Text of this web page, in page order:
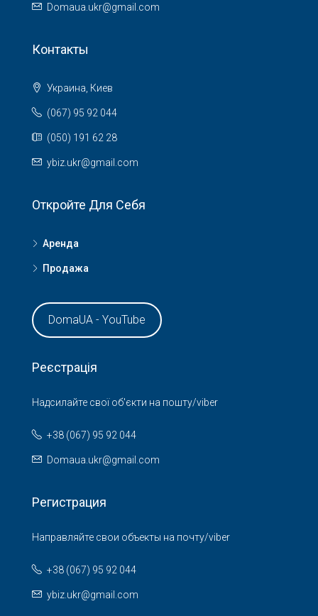
Domaua.ukr@gmail.com
Контакты
Украина, Киев
(067) 95 92 044
(050) 191 62 28
ybiz.ukr@gmail.com
Откройте Для Себя
Аренда
Продажа
DomaUA - YouTube
Реєстрація
Надсилайте свої об'єкти на пошту/viber
+38 (067) 95 92 044
Domaua.ukr@gmail.com
Регистрация
Направляйте свои объекты на почту/viber
+38 (067) 95 92 044
ybiz.ukr@gmail.com